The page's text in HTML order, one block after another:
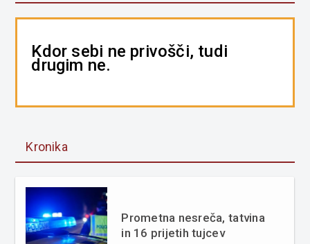
Kdor sebi ne privošči, tudi
drugim ne.
Kronika
Prometna nesreča, tatvina
in 16 prijetih tujcev